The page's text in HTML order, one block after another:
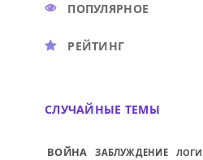
ПОПУЛЯРНОЕ
РЕЙТИНГ
СЛУЧАЙНЫЕ ТЕМЫ
ВОЙНА ЗАБЛУЖДЕНИЕ